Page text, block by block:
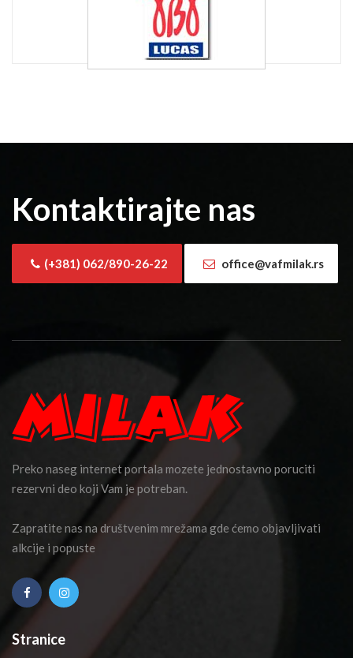
Kontaktirajte nas
(+381) 062/890-26-22 office@vafmilak.rs
Preko naseg internet portala mozete jednostavno poruciti
rezervni deo koji Vam je potreban.
Zapratite nas na društvenim mrežama gde ćemo objavljivati
alkcije i popuste
Stranice